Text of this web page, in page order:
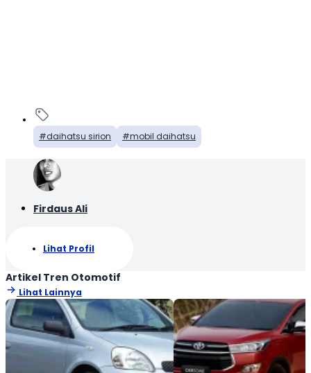
daihatsu sirion mobil daihatsu
Firdaus Ali
Lihat Profil
Artikel Tren Otomotif
Lihat Lainnya